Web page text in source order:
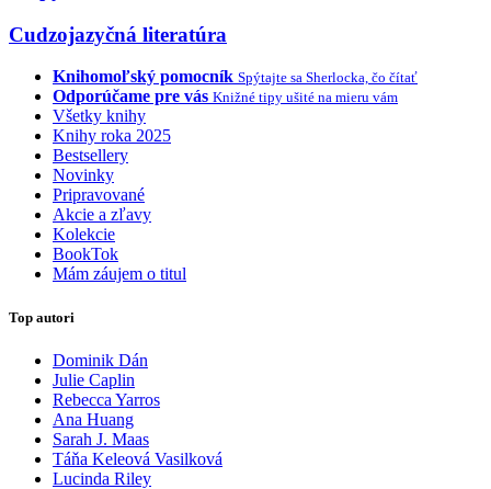
Cudzojazyčná literatúra
Knihomoľský pomocník Spýtajte sa Sherlocka, čo čítať
Odporúčame pre vás Knižné tipy ušité na mieru vám
Všetky knihy
Knihy roka 2025
Bestsellery
Novinky
Pripravované
Akcie a zľavy
Kolekcie
BookTok
Mám záujem o titul
Top autori
Dominik Dán
Julie Caplin
Rebecca Yarros
Ana Huang
Sarah J. Maas
Táňa Keleová Vasilková
Lucinda Riley